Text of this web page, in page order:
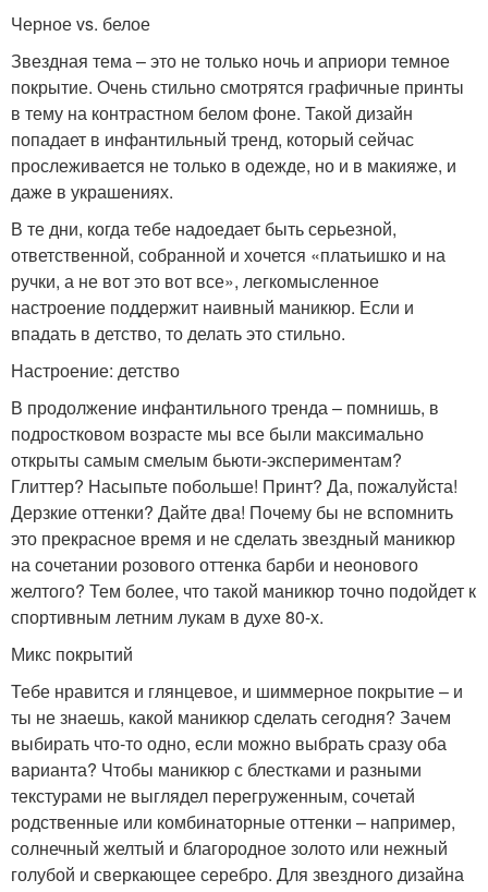
Черное vs. белое
Звездная тема – это не только ночь и априори темное
покрытие. Очень стильно смотрятся графичные принты
в тему на контрастном белом фоне. Такой дизайн
попадает в инфантильный тренд, который сейчас
прослеживается не только в одежде, но и в макияже, и
даже в украшениях.
В те дни, когда тебе надоедает быть серьезной,
ответственной, собранной и хочется «платьишко и на
ручки, а не вот это вот все», легкомысленное
настроение поддержит наивный маникюр. Если и
впадать в детство, то делать это стильно.
Настроение: детство
В продолжение инфантильного тренда – помнишь, в
подростковом возрасте мы все были максимально
открыты самым смелым бьюти-экспериментам?
Глиттер? Насыпьте побольше! Принт? Да, пожалуйста!
Дерзкие оттенки? Дайте два! Почему бы не вспомнить
это прекрасное время и не сделать звездный маникюр
на сочетании розового оттенка барби и неонового
желтого? Тем более, что такой маникюр точно подойдет к
спортивным летним лукам в духе 80-х.
Микс покрытий
Тебе нравится и глянцевое, и шиммерное покрытие – и
ты не знаешь, какой маникюр сделать сегодня? Зачем
выбирать что-то одно, если можно выбрать сразу оба
варианта? Чтобы маникюр с блестками и разными
текстурами не выглядел перегруженным, сочетай
родственные или комбинаторные оттенки – например,
солнечный желтый и благородное золото или нежный
голубой и сверкающее серебро. Для звездного дизайна